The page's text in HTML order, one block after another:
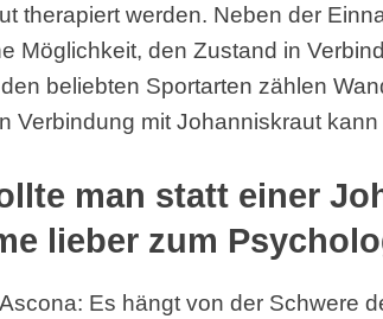
therapiert werden. Neben der
Möglichkeit, den Zustand in
beliebten Sportarten zählen
Verbindung mit Johanniskraut
man statt einer
lieber zum
Es hängt von der Schwere